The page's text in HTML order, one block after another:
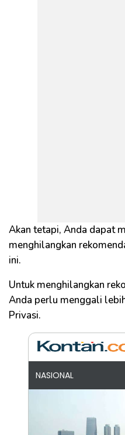
Akan tetapi, Anda dapat
menghilangkan
ini.
Untuk menghilangkan
Anda perlu menggali
Privasi.
NASIONAL